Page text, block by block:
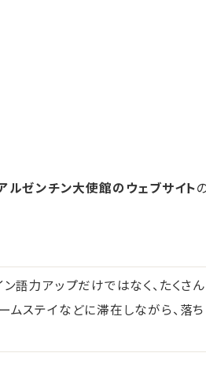
ルゼンチン大使館のウェブサイト
語力アップだけではなく、たくさん
ムステイなどに滞在しながら、落ち